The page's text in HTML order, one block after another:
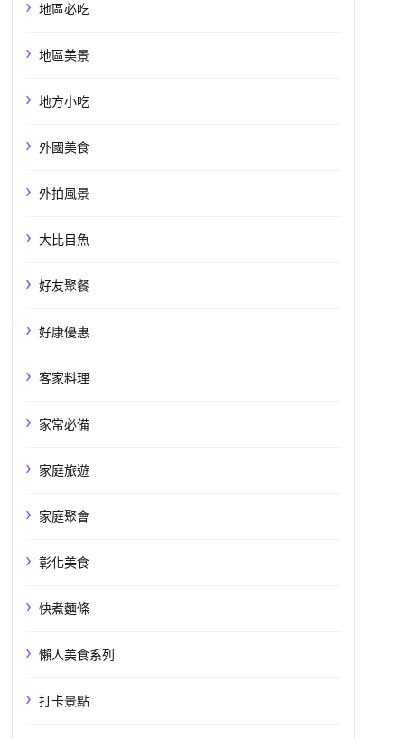
地區必吃
地區美景
地方小吃
外國美食
外拍風景
大比目魚
好友聚餐
好康優惠
客家料理
家常必備
家庭旅遊
家庭聚會
彰化美食
快煮麵條
懶人美食系列
打卡景點